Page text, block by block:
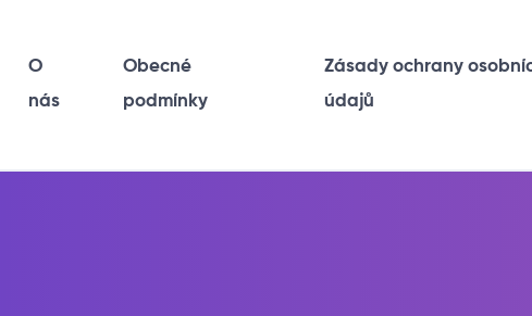
O
nás
Obecné
podmínky
Zásady ochrany
údajů